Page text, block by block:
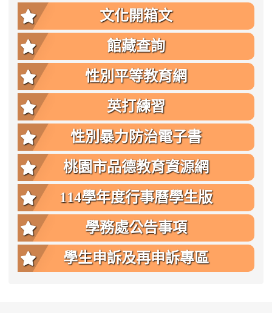
文化開箱文
館藏查詢
性別平等教育網
英打練習
性別暴力防治電子書
桃園市品德教育資源網
114學年度行事曆學生版
學務處公告事項
學生申訴及再申訴專區